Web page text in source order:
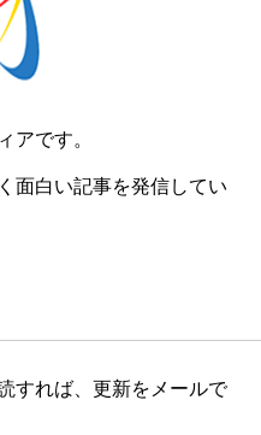
アです。
面白い記事を発信してい
すれば、更新をメールで